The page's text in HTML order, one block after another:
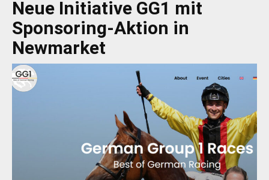
Neue Initiative GG1 mit
Sponsoring-Aktion in
Newmarket